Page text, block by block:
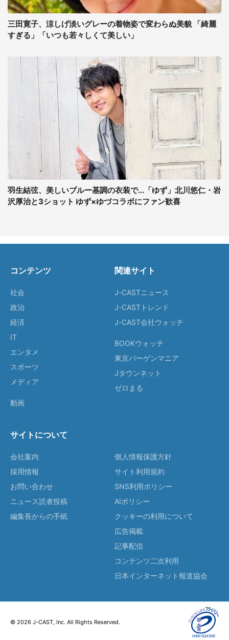
三田寛子、涼しげ淡いグレーの着物姿で変わらぬ美貌 「綺麗
すぎる」「いつも若々しくて美しい」
羽生結弦、美しいブルー基調の衣装で...「ゆず」北川悠仁・岩
沢厚治と3ショット ゆず×ゆづコラボにファン歓喜
コンテンツ
社会
政治
経済
IT
エンタメ
スポーツ
メディア
動画
関連サイト
J-CASTニュース
J-CASTトレンド
J-CAST会社ウォッチ
BOOKウォッチ
東京バーゲンマニア
Jタウンネット
ゼロまる
サイトについて
会社案内
採用情報
お問い合わせ
ニュース読者投稿
編集長からの手紙
個人情報保護方針
サイト利用規約
SNS利用ポリシー
AIポリシー
クッキーの利用について
広告掲載
記事配信
コンテンツ二次利用
日本インターネット報道協会
© 2026 J-CAST, Inc. All Rights Reserved.